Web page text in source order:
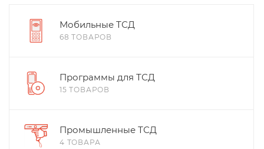
Мобильные ТСД
68 ТОВАРОВ
Программы для ТСД
15 ТОВАРОВ
Промышленные ТСД
4 ТОВАРА